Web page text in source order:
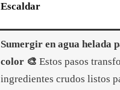
Escaldar
Sumergir en agua helada
color 🎨 Estos pasos
ingredientes crudos listos